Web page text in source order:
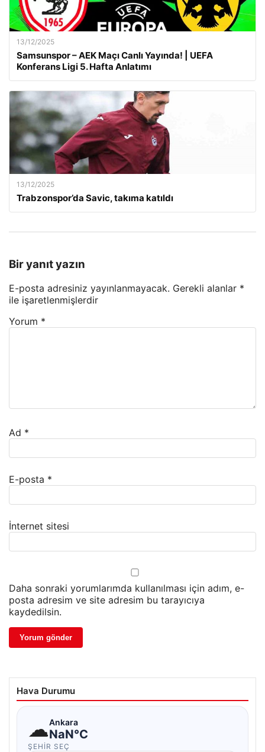
13/12/2025
Samsunspor – AEK Maçı Canlı Yayında! | UEFA
Konferans Ligi 5. Hafta Anlatımı
13/12/2025
Trabzonspor’da Savic, takıma katıldı
Bir yanıt yazın
E-posta adresiniz yayınlanmayacak. Gerekli alanlar *
ile işaretlenmişlerdir
Yorum *
Ad *
E-posta *
İnternet sitesi
Daha sonraki yorumlarımda kullanılması için adım, e-
posta adresim ve site adresim bu tarayıcıya
kaydedilsin.
Hava Durumu
☁Ankara
NaN°C
ŞEHIR SEÇ